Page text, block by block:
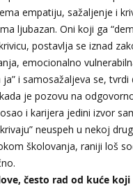
empatiju, sažaljenje i
ljubazan. Oni koji ga
postavlja se iznad
emocionalno
i samosažaljeva se,
je pozovu na
i karijera jedini izvor
neuspeh u nekoj
školovanja, raniji loš
često rad od kuće